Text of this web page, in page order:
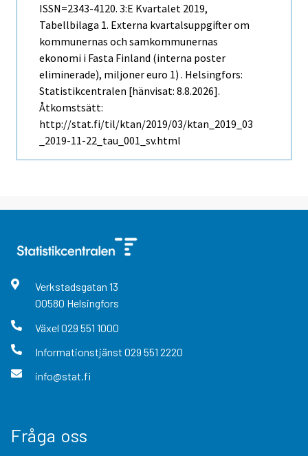
ISSN=2343-4120. 3:e Kvartalet 2019,
Tabellbilaga 1. Externa kvartalsuppgifter om
kommunernas och samkommunernas
ekonomi i Fasta Finland (interna poster
eliminerade), miljoner euro 1) . Helsingfors:
Statistikcentralen [hänvisat: 8.8.2026].
Åtkomstsätt:
http://stat.fi/til/ktan/2019/03/ktan_2019_03
_2019-11-22_tau_001_sv.html
Verkstadsgatan 13
00580 Helsingfors
Växel 029 551 1000
Informationstjänst 029 551 2220
info@stat.fi
Fråga oss